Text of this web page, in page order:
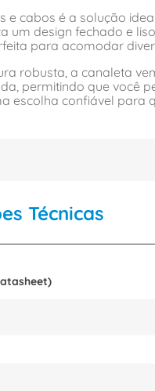
e cabos é a solução
um design fechado e
para acomodar
robusta, a canaleta
permitindo que você
escolha confiável para
Técnicas